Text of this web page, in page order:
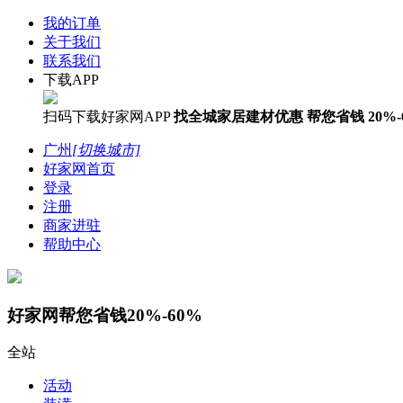
我的订单
关于我们
联系我们
下载APP
扫码下载好家网APP 找全城家居建材优惠 帮您省钱
广州 [切换城市]
好家网首页
登录
注册
商家进驻
帮助中心
好家网帮您省钱20%-60%
全站
活动